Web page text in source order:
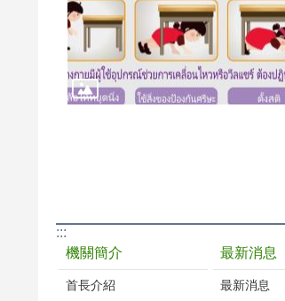
:::
機關簡介
首長介紹
最新消息
最新消息